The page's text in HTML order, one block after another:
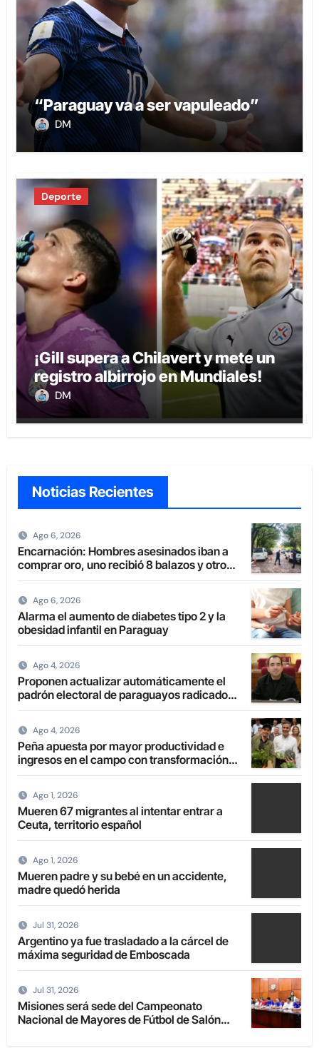
“Paraguay va a ser vapuleado”
DM
Deporte
¡Gill supera a Chilavert y mete un
registro albirrojo en Mundiales!
DM
Noticias Recientes
Ago 6, 2026
Encarnación: Hombres asesinados iban a
comprar oro, uno recibió 8 balazos y otro
uno en la boca
Ago 6, 2026
Alarma el aumento de diabetes tipo 2 y la
obesidad infantil en Paraguay
Ago 4, 2026
Proponen actualizar automáticamente el
padrón electoral de paraguayos radicados
en el extranjero
Ago 4, 2026
Peña apuesta por mayor productividad e
ingresos en el campo con transformación
de la agricultura familiar
Ago 1, 2026
Mueren 67 migrantes al intentar entrar a
Ceuta, territorio español
Ago 1, 2026
Mueren padre y su bebé en un accidente,
madre quedó herida
Jul 31, 2026
Argentino ya fue trasladado a la cárcel de
máxima seguridad de Emboscada
Jul 31, 2026
Misiones será sede del Campeonato
Nacional de Mayores de Fútbol de Salón